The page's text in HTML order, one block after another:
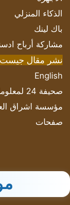
الذكاء المنزلي
باك لينك
مشاركة أرباح
نشر مقال
English
صحيفة 24 لمعلوماتك
مؤسسة اشراق
صفحات